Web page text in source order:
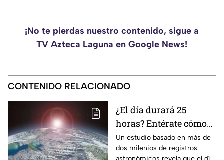
¡No te pierdas nuestro contenido, sigue a
TV Azteca Laguna en Google News!
CONTENIDO RELACIONADO
¿El día durará 25
horas? Entérate cómo
sucederá y a partir de
cuándo
Un estudio basado en más de
dos milenios de registros